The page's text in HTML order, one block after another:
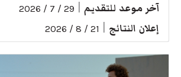
آخر موعد للتقديم 29 / 7 / 2026
إعلان النتائج 21 / 8 / 2026